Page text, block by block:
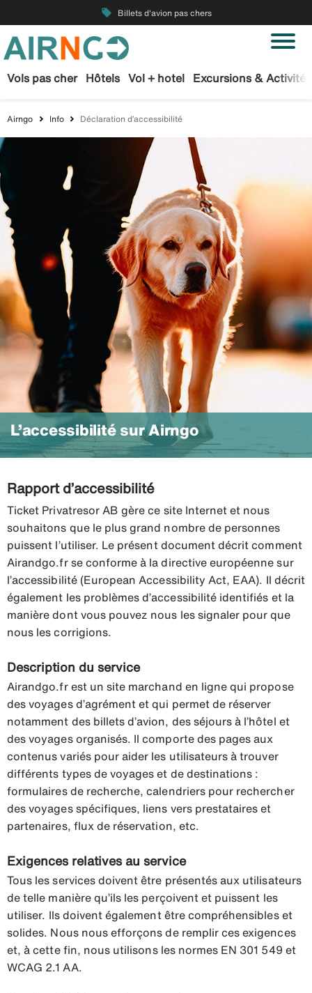
local_offer Billets d'avion pas chers
Vols pas cher Hôtels Vol + hotel Excursions & Activités
Airngo Info Déclaration d’accessibilité
L’accessibilité sur Airngo
Rapport d’accessibilité
Ticket Privatresor AB gère ce site Internet et nous
souhaitons que le plus grand nombre de personnes
puissent l’utiliser. Le présent document décrit comment
Airandgo.fr se conforme à la directive européenne sur
l’accessibilité (European Accessibility Act, EAA). Il décrit
également les problèmes d’accessibilité identifiés et la
manière dont vous pouvez nous les signaler pour que
nous les corrigions.
Description du service
Airandgo.fr est un site marchand en ligne qui propose
des voyages d’agrément et qui permet de réserver
notamment des billets d’avion, des séjours à l’hôtel et
des voyages organisés. Il comporte des pages aux
contenus variés pour aider les utilisateurs à trouver
différents types de voyages et de destinations :
formulaires de recherche, calendriers pour rechercher
des voyages spécifiques, liens vers prestataires et
partenaires, flux de réservation, etc.
Exigences relatives au service
Tous les services doivent être présentés aux utilisateurs
de telle manière qu’ils les perçoivent et puissent les
utiliser. Ils doivent également être compréhensibles et
solides. Nous nous efforçons de remplir ces exigences
et, à cette fin, nous utilisons les normes EN 301 549 et
WCAG 2.1 AA.